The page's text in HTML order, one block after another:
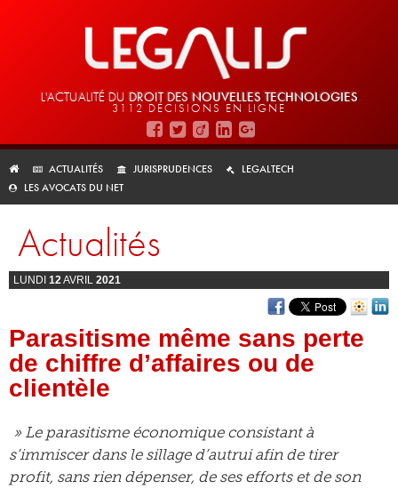
L'ACTUALITÉ DU DROIT DES NOUVELLES TECHNOLOGIES
3112 DÉCISIONS EN LIGNE
ACTUALITÉS JURISPRUDENCES
LEGALTECH
LES AVOCATS DU NET
Actualités
LUNDI 12AVRIL 2021
Parasitisme même sans perte
de chiffre d’affaires ou de
clientèle
» Le parasitisme économique consistant à
s’immiscer dans le sillage d’autrui afin de tirer
profit, sans rien dépenser, de ses efforts et de son